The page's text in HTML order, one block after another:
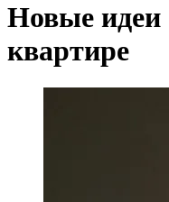
Новые идеи
квартире